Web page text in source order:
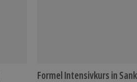
Formel Intensivkurs in